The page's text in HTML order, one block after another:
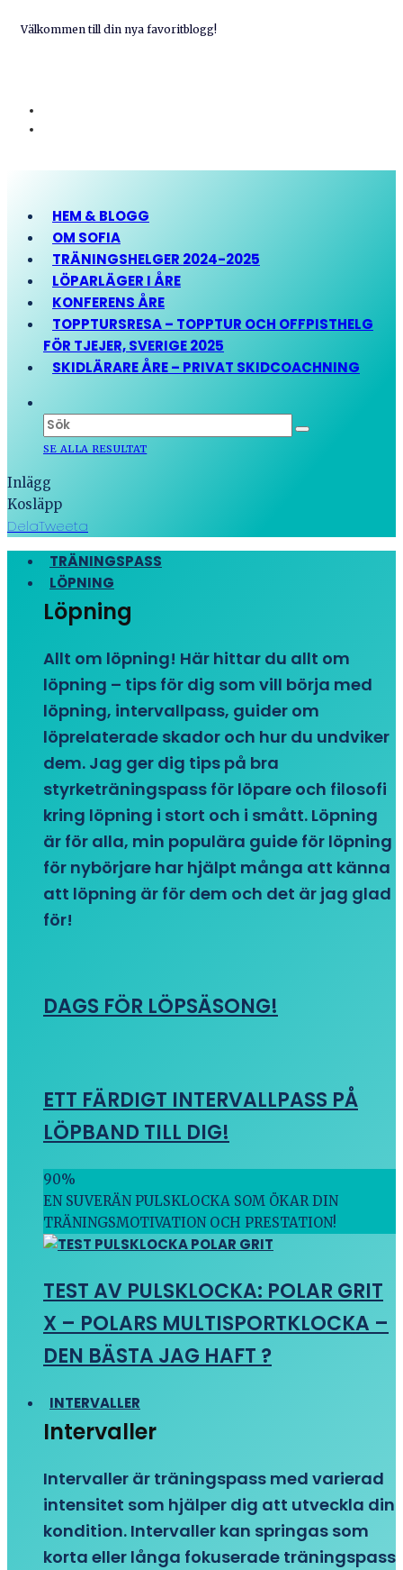
Välkommen till din nya favoritblogg!
HEM & BLOGG
OM SOFIA
TRÄNINGSHELGER 2024-2025
LÖPARLÄGER I ÅRE
KONFERENS ÅRE
TOPPTURSRESA – TOPPTUR OCH OFFPISTHELG
FÖR TJEJER, SVERIGE 2025
SKIDLÄRARE ÅRE – PRIVAT SKIDCOACHNING
SE ALLA RESULTAT
Inlägg
Kosläpp
DelaTweeta
TRÄNINGSPASS
LÖPNING
Löpning
Allt om löpning! Här hittar du allt om
löpning – tips för dig som vill börja med
löpning, intervallpass, guider om
löprelaterade skador och hur du undviker
dem. Jag ger dig tips på bra
styrketräningspass för löpare och filosofi
kring löpning i stort och i smått. Löpning
är för alla, min populära guide för löpning
för nybörjare har hjälpt många att känna
att löpning är för dem och det är jag glad
för!
DAGS FÖR LÖPSÄSONG!
ETT FÄRDIGT INTERVALLPASS PÅ
LÖPBAND TILL DIG!
90%
EN SUVERÄN PULSKLOCKA SOM ÖKAR DIN
TRÄNINGSMOTIVATION OCH PRESTATION!
TEST AV PULSKLOCKA: POLAR GRIT
X – POLARS MULTISPORTKLOCKA –
DEN BÄSTA JAG HAFT ?
INTERVALLER
Intervaller
Intervaller är träningspass med varierad
intensitet som hjälper dig att utveckla din
kondition. Intervaller kan springas som
korta eller långa fokuserade träningspass